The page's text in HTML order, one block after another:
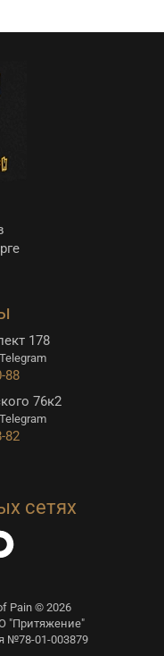
178
88
76к2
82
сетях
Pain © 2026
"Притяжение"
№78-01-003879